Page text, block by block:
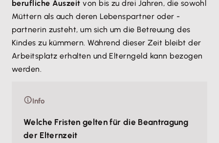
berufliche Auszeit von bis zu drei Jahren, die sowohl
Müttern als auch deren Lebenspartner oder -
partnerin zusteht, um sich um die Betreuung des
Kindes zu kümmern. Während dieser Zeit bleibt der
Arbeitsplatz erhalten und Elterngeld kann bezogen
werden.
Info
Welche Fristen gelten für die Beantragung
der Elternzeit